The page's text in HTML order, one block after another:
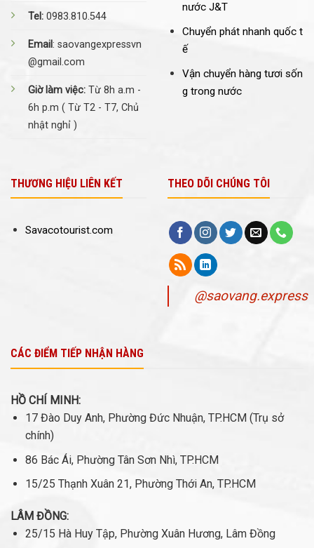
Tel: 0983.810.544
Email: saovangexpressvn
@gmail.com
Giờ làm việc: Từ 8h a.m -
6h p.m ( Từ T2 - T7, Chủ
nhật nghỉ )
nước J&T
Chuyển phát nhanh quốc t
ế
Vận chuyển hàng tươi sốn
g trong nước
THƯƠNG HIỆU LIÊN KẾT
Savacotourist.com
THEO DÕI CHÚNG TÔI
@saovang.express
CÁC ĐIỂM TIẾP NHẬN HÀNG
HỒ CHÍ MINH:
17 Đào Duy Anh, Phường Đức Nhuận, TP.HCM (Trụ sở
chính)
86 Bác Ái, Phường Tân Sơn Nhì, TP.HCM
15/25 Thạnh Xuân 21, Phường Thới An, TP.HCM
LÂM ĐỒNG:
25/15 Hà Huy Tập, Phường Xuân Hương, Lâm Đồng